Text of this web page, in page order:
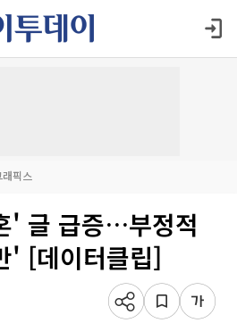
래픽스
' 글 급증…부정적
' [데이터클립]